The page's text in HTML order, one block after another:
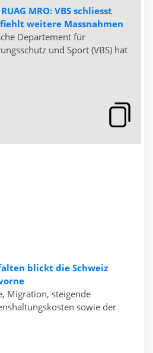
MRO: VBS schliesst
weitere Massnahmen
Departement für
und Sport (VBS) hat
blickt die Schweiz
Migration, steigende
sowie der